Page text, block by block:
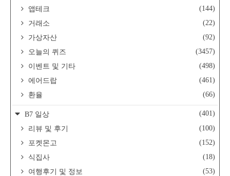
앱테크
(144)
거래소
(22)
가상자산
(92)
오늘의 퀴즈
(3457)
이벤트 및 기타
(498)
에어드랍
(461)
환율
(66)
B7 일상
(401)
리뷰 및 후기
(100)
포켓몬고
(152)
식집사
(18)
여행후기 및 정보
(53)